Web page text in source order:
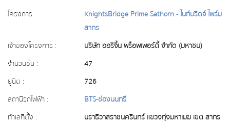
โครงการ :
KnightsBridge Prime Sathorn - ไนท์บริดจ์ ไพร์ม
สาทร
เจ้าของโครงการ :
บริษัท ออริจิ้น พร็อพเพอร์ตี้ จำกัด (มหาชน)
จำนวนชั้น :
47
ยูนิต :
726
สถานีรถไฟฟ้า :
BTS-ช่องนนทรี
ทำเลที่ตั้ง :
นราธิวาสราชนครินทร์ แขวงทุ่งมหาเมฆ เขต สาทร